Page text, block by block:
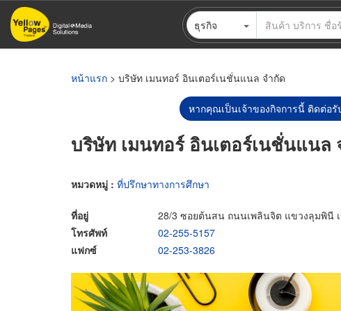
ข้าม
ไป
ธุรกิจ
หน้าแรก > บริษัท เมนทอร์ อินเตอร์เนชั่นแนล จำกัด
หากคุณเป็นเจ้าของกิจการนี้ ติดต่อ
บริษัท เมนทอร์ อินเตอร์เนชั่นแนล
หมวดหมู่ : ที่ปรึกษาทางการศึกษา
ที่อยู่
28/3 ซอยต้นสน ถนนเพลินจิต แขวงลุมพินี
โทรศัพท์
02-255-5157
แฟกซ์
02-253-3826